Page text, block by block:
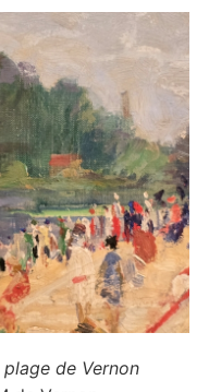
plage de Vernon